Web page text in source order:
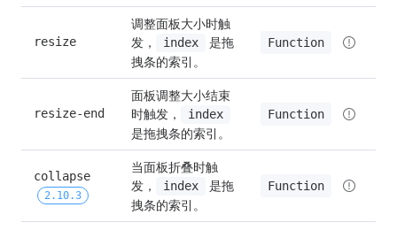
resize
调整面板大小时触
发，
index
是拖
拽条的索引。
Function
resize-end
面板调整大小结束
时触发，
index
是拖拽条的索引。
Function
collapse
2.10.3
当面板折叠时触
发，
index
是拖
拽条的索引。
Function